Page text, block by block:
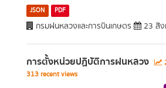
JSON PDF
กรมฝนหลวงและการบินเกษตร 23 สิ
การตั้งหน่วยปฏิบัติการฝนหลวง
313 recent views